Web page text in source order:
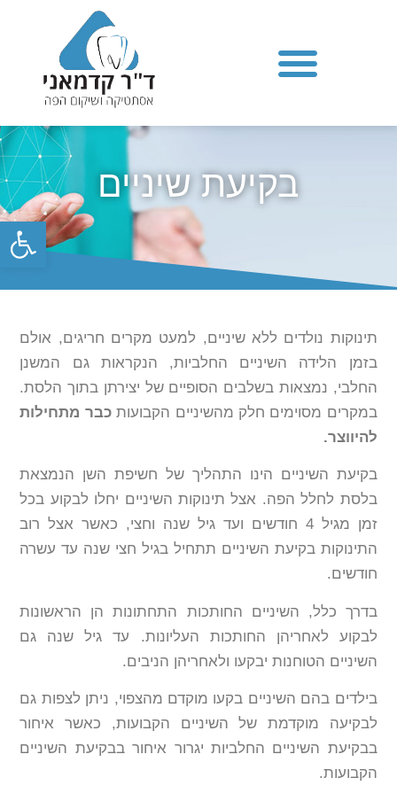
בקיעת שיניים
תינוקות נולדים ללא שיניים, למעט מקרים חריגים, אולם
בזמן הלידה השיניים החלביות, הנקראות גם המשנן
החלבי, נמצאות בשלבים הסופיים של יצירתן בתוך הלסת.
במקרים מסוימים חלק מהשיניים הקבועותכבר מתחילות
להיווצר.
בקיעת השיניים הינו התהליך של חשיפת השן הנמצאת
בלסת לחלל הפה. אצל תינוקות השיניים יחלו לבקוע בכל
זמן מגיל 4 חודשים ועד גיל שנה וחצי, כאשר אצל רוב
התינוקות בקיעת השיניים תתחיל בגיל חצי שנה עד עשרה
חודשים.
בדרך כלל, השיניים החותכות התחתונות הן הראשונות
לבקוע לאחריהן החותכות העליונות. עד גיל שנה גם
השיניים הטוחנות יבקעו ולאחריהן הניבים.
בילדים בהם השיניים בקעו מוקדם מהצפוי, ניתן לצפות גם
לבקיעה מוקדמת של השיניים הקבועות, כאשר איחור
בבקיעת השיניים החלביות יגרור איחור בבקיעת השיניים
הקבועות.
פתח